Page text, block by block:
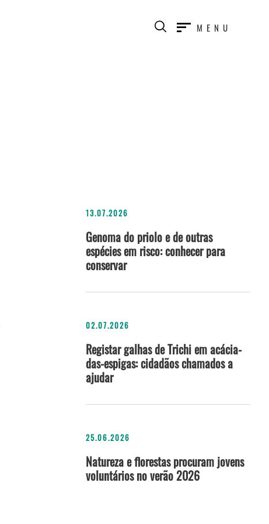
MENU
13.07.2026
Genoma do priolo e de outras
espécies em risco: conhecer para
conservar
02.07.2026
Registar galhas de Trichi em acácia-
das-espigas: cidadãos chamados a
ajudar
25.06.2026
Natureza e florestas procuram jovens
voluntários no verão 2026